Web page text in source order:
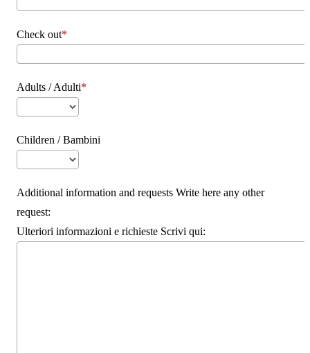
Check out
Adults / Adulti
Children / Bambini
Additional information and requests Write here any other
request:
Ulteriori informazioni e richieste Scrivi qui: